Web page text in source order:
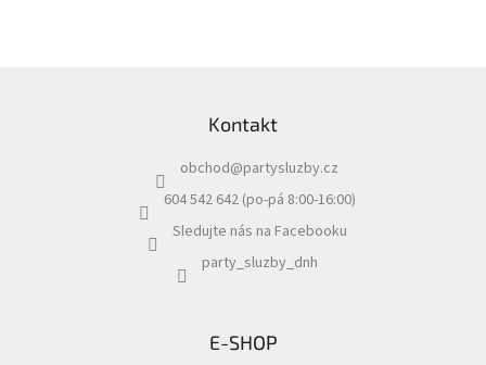
Kontakt
obchod@partysluzby.cz
604 542 642 (po-pá 8:00-16:00)
Sledujte nás na Facebooku
party_sluzby_dnh
E-SHOP